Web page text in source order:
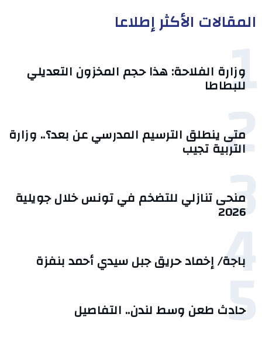
المقالات الأكثر إطلاعا
1
وزارة الفلاحة: هذا حجم المخزون التعديلي
للبطاطا
2
متى ينطلق الترسيم المدرسي عن بعد؟.. وزارة
التربية تجيب
3 منحى تنازلي ‎للتضخم في تونس خلال جويلية
2026‎
4
باجة/ إخماد حريق جبل سيدي أحمد بنفزة
5
حادث طعن وسط لندن.. التفاصيل